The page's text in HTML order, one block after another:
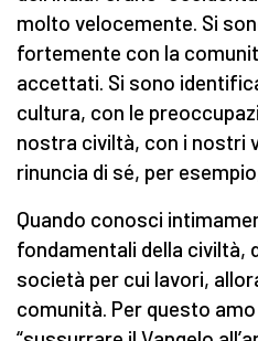
molto velocemente. Si
fortemente con la
accettati. Si sono
cultura, con le
nostra civiltà, con i nostri
rinuncia di sé, per
Quando conosci
fondamentali della civiltà,
società per cui lavori,
comunità. Per questo